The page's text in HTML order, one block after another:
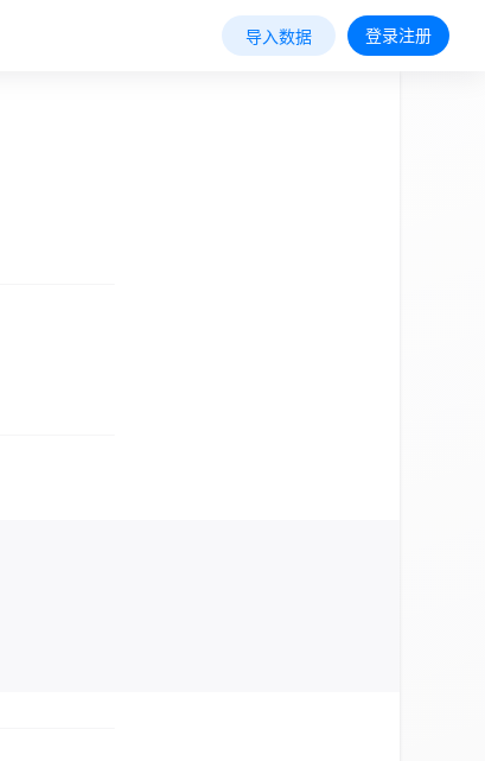
导入数据 登录注册